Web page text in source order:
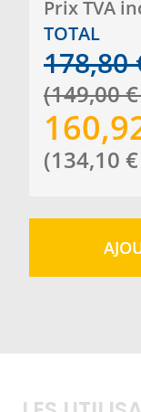
Prix ​​TVA
TOTAL
178,80
(149,00€
(134,10 €